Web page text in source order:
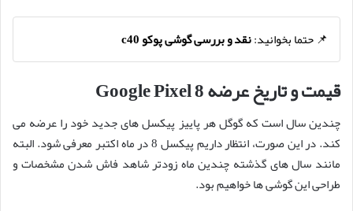
📌 حتما بخوانید:نقد و بررسی گوشی پوکو c40
قیمت و تاریخ عرضه Google Pixel 8
چندین سال است که گوگل هر پاییز پیکسل های جدید خود را عرضه می
کند. در این صورت، انتظار داریم پیکسل 8 در ماه اکتبر معرفی شود. البته
مانند سال های گذشته چندین ماه زودتر شاهد فاش شدن مشخصات و
طراحی این گوشی ها خواهیم بود.